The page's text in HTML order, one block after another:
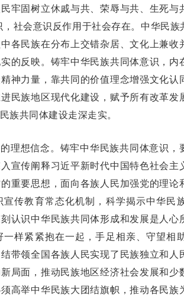
牢固树立休戚与共、荣辱与共、生死与
社会意识反作用于社会存在。中华民
各民族在分布上交错杂居、文化上兼收
的反映。铸牢中华民族共同体意识，内
神力量，靠共同的价值理念增强文化认
民族地区现代化建设，赋予所有改革发
族共同体建设走深走实。
理想信念。铸牢中华民族共同体意识，
宣传阐释习近平新时代中国特色社会主
重要思想，面向各族人民加强党的理论
传教育常态化机制，科学揭示中华民
认识中华民族共同体形成和发展是人心
样紧紧抱在一起，手足相亲、守望相
带领全国各族人民实现了民族独立和人
局面，推动民族地区经济社会发展和少
高举中华民族大团结旗帜，推动各民族